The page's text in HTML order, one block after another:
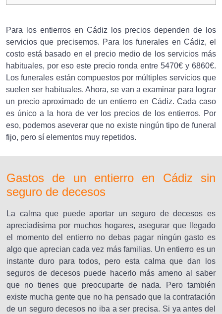
Para los entierros en Cádiz los precios dependen de los
servicios que precisemos. Para los funerales en Cádiz, el
costo está basado en el precio medio de los servicios más
habituales, por eso este precio ronda entre 5470€ y 6860€.
Los funerales están compuestos por múltiples servicios que
suelen ser habituales. Ahora, se van a examinar para lograr
un precio aproximado de un entierro en Cádiz. Cada caso
es único a la hora de ver los precios de los entierros. Por
eso, podemos aseverar que no existe ningún tipo de funeral
fijo, pero sí elementos muy repetidos.
Gastos de un entierro en Cádiz sin
seguro de decesos
La calma que puede aportar un seguro de decesos es
apreciadísima por muchos hogares, asegurar que llegado
el momento del entierro no debas pagar ningún gasto es
algo que aprecian cada vez más familias. Un entierro es un
instante duro para todos, pero esta calma que dan los
seguros de decesos puede hacerlo más ameno al saber
que no tienes que preocuparte de nada. Pero también
existe mucha gente que no ha pensado que la contratación
de un seguro decesos no iba a ser precisa. Si ya antes del